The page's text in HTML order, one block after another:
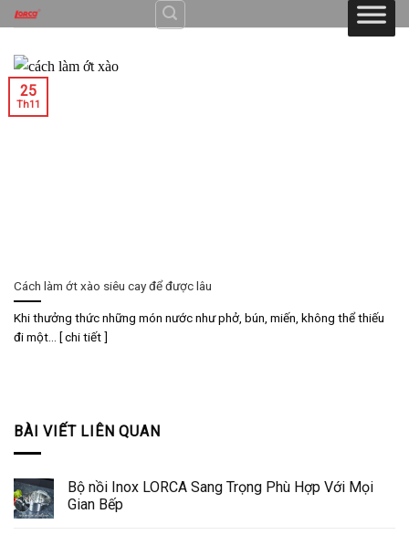
Skip
to
content
Cách làm ớt xào siêu cay để được lâu
Khi thưởng thức những món nước như phở, bún, miến, không thể thiếu
đi một... [ chi tiết ]
25
Th11
BÀI VIẾT LIÊN QUAN
Bộ nồi Inox LORCA Sang Trọng Phù Hợp Với Mọi
Gian Bếp